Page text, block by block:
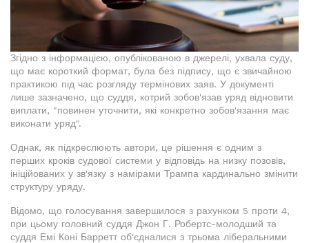
Згідно з інформацією, опублікованою в джерелі, ухвала суду,
що має короткий формат, була без підпису, що є звичайною
практикою під час розгляду термінових заяв. У документі
лише зазначено, що суддя, котрий зобов'язав уряд відновити
виплати, "повинен уточнити, які конкретно зобов'язання має
виконати уряд".
Однак, як підкреслюють автори, це рішення є одним з
перших кроків судової системи у відповідь на низку позовів,
ініційованих у зв'язку з намірами Трампа кардинально змінити
структуру уряду.
Відомо, що голосування завершилося з рахунком 5 проти 4,
при цьому головний суддя Джон Г. Робертс-молодший та
суддя Емі Коні Барретт об'єдналися з трьома ліберальними